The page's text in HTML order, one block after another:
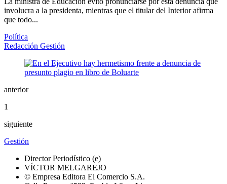
involucra a la presidenta, mientras que el titular del Interior afirma
que todo...
Política
Redacción Gestión
anterior
1
siguiente
Gestión
Director Periodístico (e)
VÍCTOR MELGAREJO
© Empresa Editora El Comercio S.A.